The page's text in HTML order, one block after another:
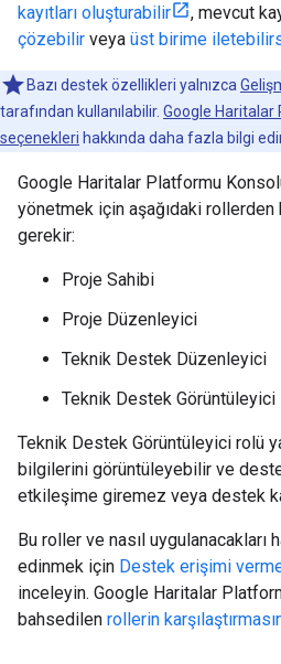
kayıtları oluşturabilir
, mevcut
çözebilir veya üst birime
Bazı destek özellikleri yalnızca
tarafından kullanılabilir. Google
seçenekleri hakkında daha fazla bilgi
Google Haritalar Platformu
yönetmek için aşağıdaki rollerden
gerekir:
Proje Sahibi
Proje Düzenleyici
Teknik Destek Düzenleyici
Teknik Destek Görüntüleyici
Teknik Destek Görüntüleyici rolü
bilgilerini görüntüleyebilir ve
etkileşime giremez veya destek
Bu roller ve nasıl uygulanacakları
edinmek için Destek erişimi
inceleyin. Google Haritalar
bahsedilen rollerin